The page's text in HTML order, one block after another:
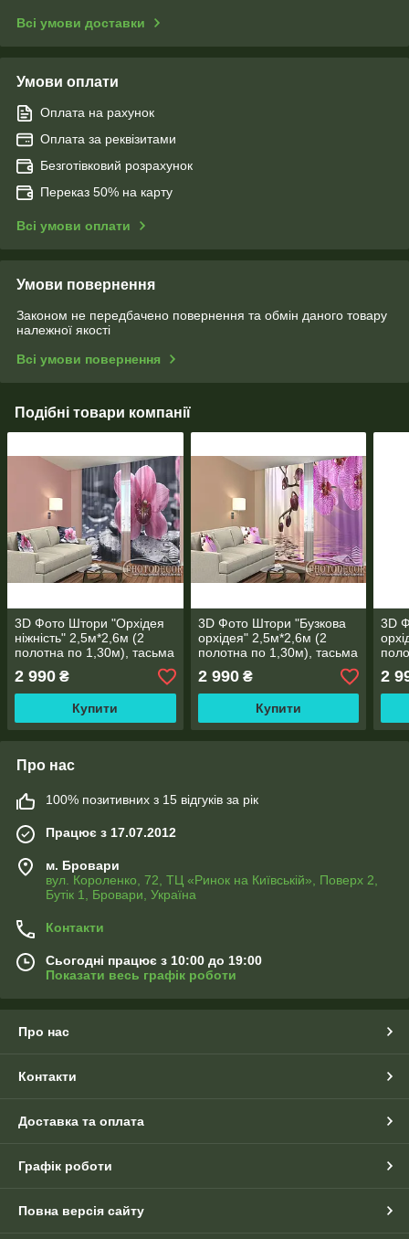
Всі умови доставки
Умови оплати
Оплата на рахунок
Оплата за реквізитами
Безготівковий розрахунок
Переказ 50% на карту
Всі умови оплати
Умови повернення
Законом не передбачено повернення та обмін даного товару
належної якості
Всі умови повернення
Подібні товари компанії
3D Фото Штори "Орхідея
ніжність" 2,5м*2,6м (2
полотна по 1,30м), тасьма
2 990 ₴
Купити
3D Фото Штори "Бузкова
орхідея" 2,5м*2,6м (2
полотна по 1,30м), тасьма
2 990₴
Купити
3D
2
Про нас
100% позитивних з 15 відгуків за рік
Працює з 17.07.2012
м. Бровари
вул. Короленко, 72, ТЦ «Ринок на Київській», Поверх 2,
Бутік 1, Бровари, Україна
Контакти
Сьогодні працює з 10:00 до 19:00
Показати весь графік роботи
Про нас
Контакти
Доставка та оплата
Графік роботи
Повна версія сайту